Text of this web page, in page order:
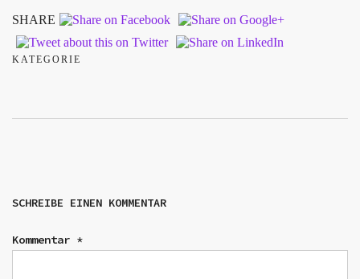
SHARE
KATEGORIE
SCHREIBE EINEN KOMMENTAR
Kommentar *